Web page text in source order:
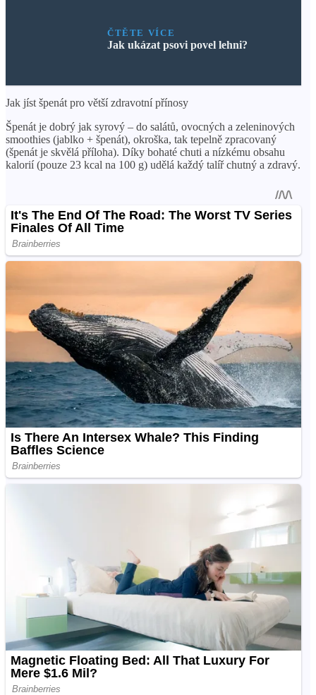
ČTĚTE VÍCE
Jak ukázat psovi povel lehni?
Jak jíst špenát pro větší zdravotní přínosy
Špenát je dobrý jak syrový – do salátů, ovocných a zeleninových
smoothies (jablko + špenát), okroška, ​​tak tepelně zpracovaný
(špenát je skvělá příloha). Díky bohaté chuti a nízkému obsahu
kalorií (pouze 23 kcal na 100 g) udělá každý talíř chutný a zdravý.